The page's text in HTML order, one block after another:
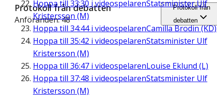
Hoppa till 33:30 i videospelarenStatsminister Ulf
Kristersson (M)
Hoppa till 34:44i videospelarenCamilla Brodin (KD)
Hoppa till 35:42 i videospelarenStatsminister Ulf
Kristersson (M)
Hoppa till 36:47 i videospelarenLouise Eklund (L)
Hoppa till 37:48 i videospelarenStatsminister Ulf
Kristersson (M)
Protokoll från debatten
Anföranden: 48
Protokoll från
debatten